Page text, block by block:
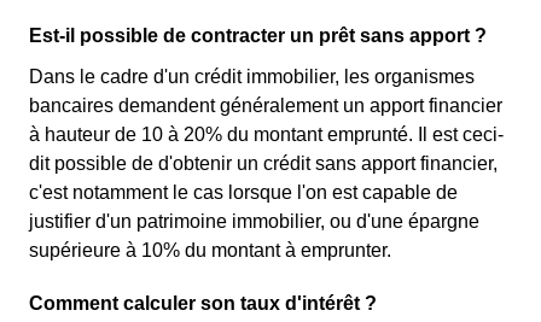
Est-il possible de contracter un prêt sans apport ?
Dans le cadre d'un crédit immobilier, les organismes
bancaires demandent généralement un apport financier
à hauteur de 10 à 20% du montant emprunté. Il est ceci-
dit possible de d'obtenir un crédit sans apport financier,
c'est notamment le cas lorsque l'on est capable de
justifier d'un patrimoine immobilier, ou d'une épargne
supérieure à 10% du montant à emprunter.
Comment calculer son taux d'intérêt ?